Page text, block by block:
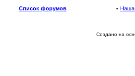
Список форумов Наша
Создано на